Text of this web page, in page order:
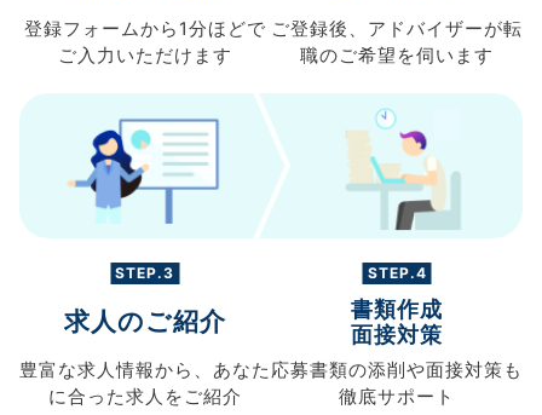
登録フォームから 1分ほどで
ご入力 いただけます
ご登録後、 アドバイザーが転
職のご希望を伺います
STEP.3
求人のご紹介
豊富な求人情報から、 あなた
に合った求人を ご紹介
STEP.4
書類作成
面接対策
応募書類の添削や面接対策も
徹底サポート